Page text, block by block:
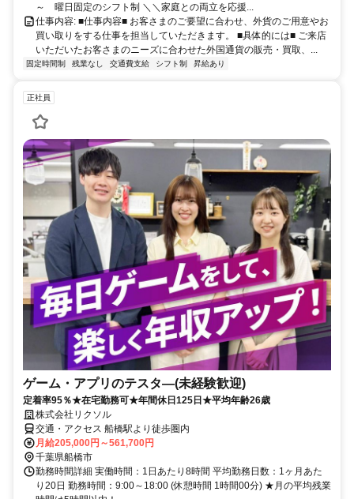
～ 曜日固定のシフト制 ＼＼家庭との両立を応援...
仕事内容: ■仕事内容■ お客さまのご要望に合わせ、外貨のご用意やお
買い取りをする仕事を担当していただきます。 ■具体的には■ ご来店
いただいたお客さまのニーズに合わせた外国通貨の販売・買取、...
固定時間制 残業なし 交通費支給 シフト制 昇給あり
正社員
ゲーム・アプリのテスタ―(未経験歓迎)
定着率95％★在宅勤務可★年間休日125日★平均年齢26歳
株式会社リクソル
交通・アクセス 船橋駅より徒歩圏内
月給205,000円～561,700円
千葉県船橋市
勤務時間詳細 実働時間：1日あたり8時間 平均勤務日数：1ヶ月あた
り20日 勤務時間：9:00～18:00 (休憩時間 1時間00分) ★月の平均残業